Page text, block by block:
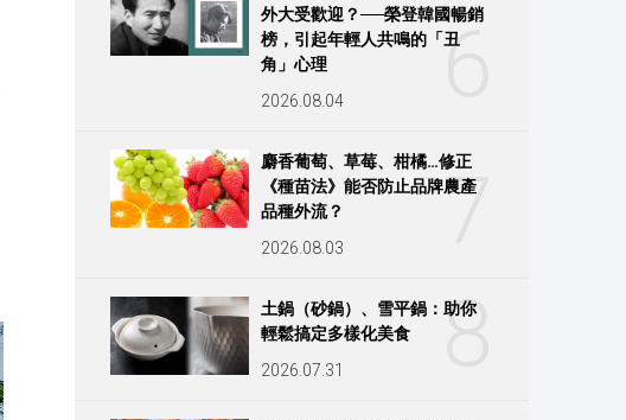
6
外大受歡迎？──榮登韓國暢銷
榜，引起年輕人共鳴的「丑
角」心理
2026.08.04
7
麝香葡萄、草莓、柑橘…修正
《種苗法》能否防止品牌農產
品種外流？
2026.08.03
8
土鍋（砂鍋）、雪平鍋：助你
輕鬆搞定多樣化美食
2026.07.31